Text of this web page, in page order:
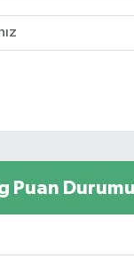
Puan Durumu